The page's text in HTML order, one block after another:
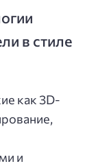
в стиле
как 3D-
и